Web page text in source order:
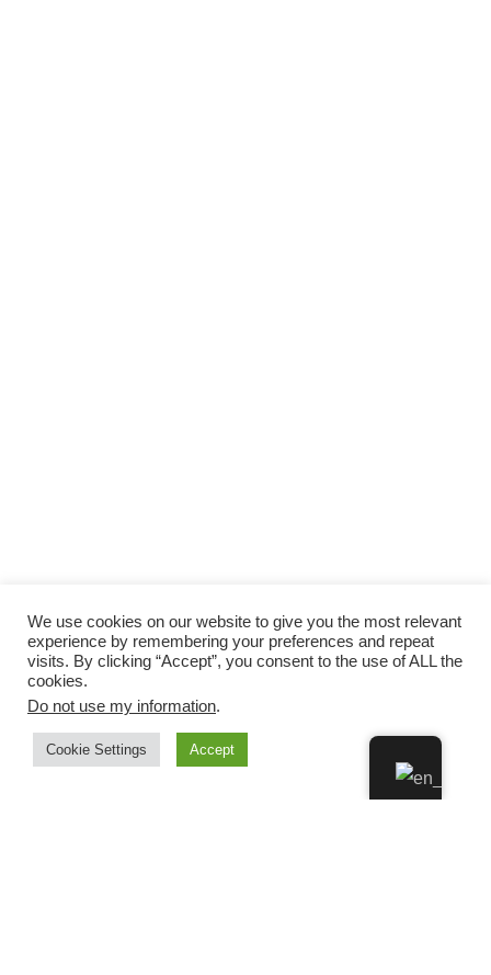
We use cookies on our website to give you the most relevant
experience by remembering your preferences and repeat
visits. By clicking “Accept”, you consent to the use of ALL the
cookies.
Do not use my information.
Cookie Settings Accept